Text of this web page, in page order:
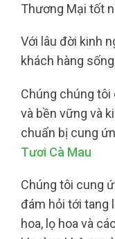
Thương Mại tốt
Với lâu đời kinh
khách hàng
Chúng chúng
và bền vững và
chuẩn bị cung
Tươi Cà Mau
Chúng tôi cung
đám hỏi tới tang
hoa, lọ hoa và